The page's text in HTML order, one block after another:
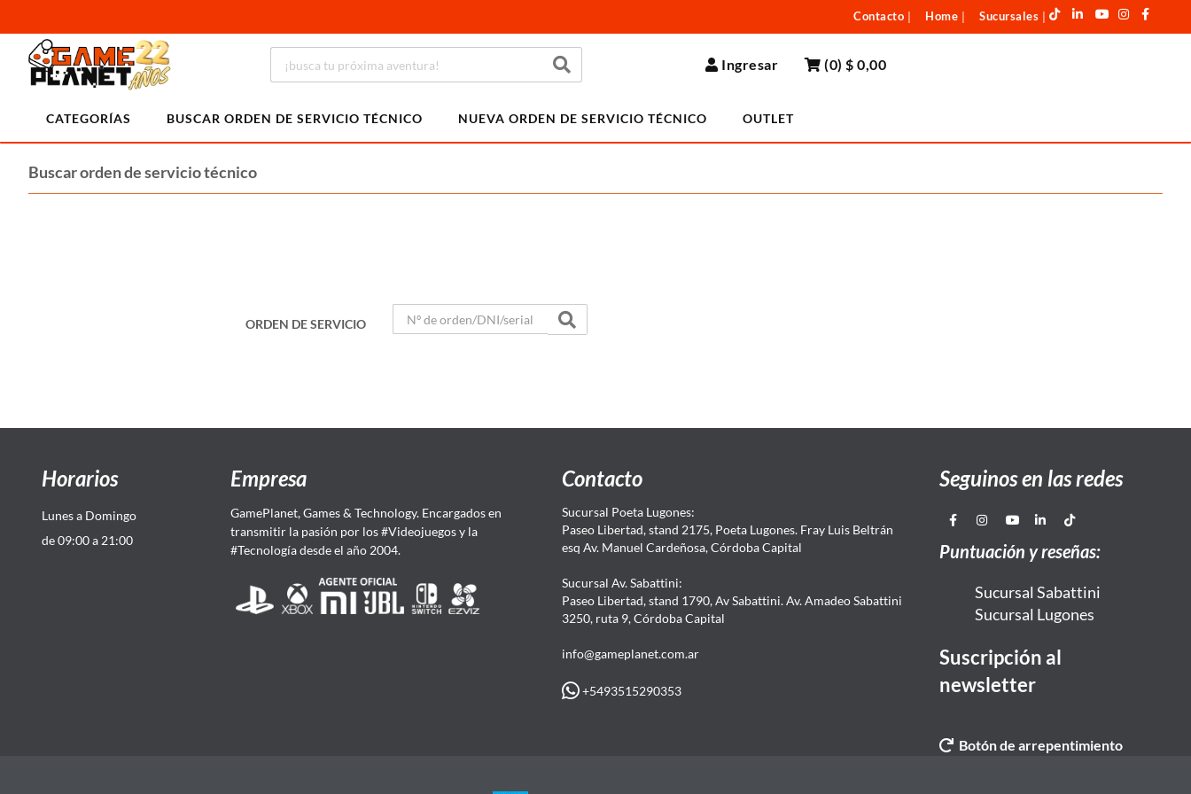
Contacto Home Sucursales
Ingresar (0)$ 0,00
CATEGORÍAS BUSCAR ORDEN DE SERVICIO TÉCNICO NUEVA ORDEN DE SERVICIO TÉCNICO OUTLET
Buscar orden de servicio técnico
ORDEN DE SERVICIO
Horarios
Lunes a Domingo
de 09:00 a 21:00
Empresa
GamePlanet, Games & Technology. Encargados en
transmitir la pasión por los #Videojuegos y la
#Tecnología desde el año 2004.
Contacto
Sucursal Poeta Lugones:
Paseo Libertad, stand 2175, Poeta Lugones. Fray Luis Beltrán
esq Av. Manuel Cardeñosa, Córdoba Capital
Sucursal Av. Sabattini:
Paseo Libertad, stand 1790, Av Sabattini. Av. Amadeo Sabattini
3250, ruta 9, Córdoba Capital
info@gameplanet.com.ar
+5493515290353
Seguinos en las redes
Puntuación y reseñas:
Sucursal Sabattini
Sucursal Lugones
Suscripción al
newsletter
Botón de arrepentimiento